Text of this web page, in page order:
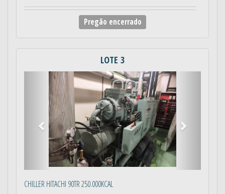
Pregão encerrado
LOTE 3
Anterior
CHILLER HITACHI 90TR 250.000KCAL